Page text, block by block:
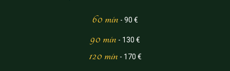
60 min - 90 €
90 min - 130 €
120 min - 170 €